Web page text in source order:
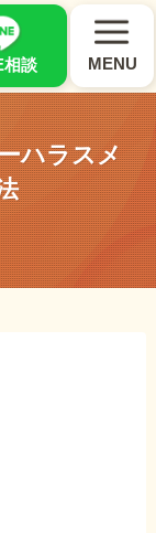
相談 MENU
×
ハラスメ